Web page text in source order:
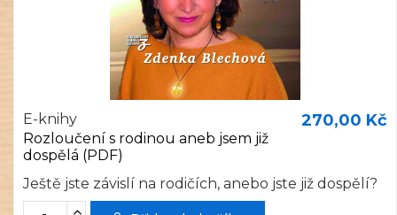
E-knihy
Rozloučení s rodinou aneb jsem již
dospělá (PDF)
270,00 Kč
Ještě jste závislí na rodičích, anebo jste již dospělí?